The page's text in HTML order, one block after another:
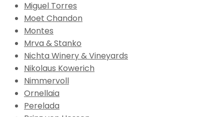
Miguel Torres
Moet Chandon
Montes
Mrva & Stanko
Nichta Winery & Vineyards
Nikolaus Kowerich
Nimmervoll
Ornellaia
Perelada